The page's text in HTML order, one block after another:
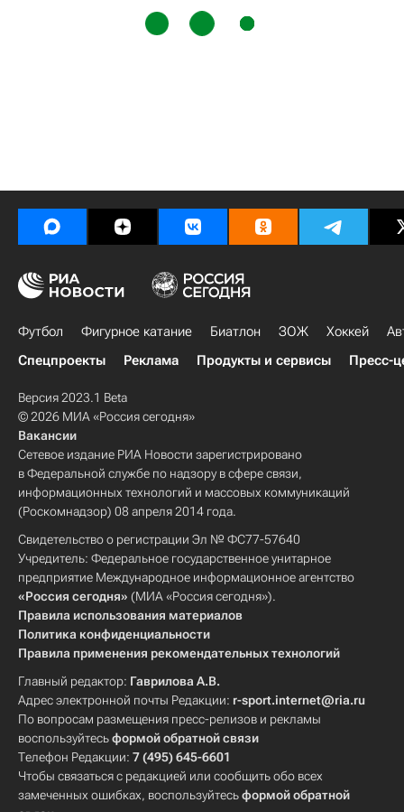
Футбол Фигурное катание Биатлон ЗОЖ Хоккей
Спецпроекты
Реклама Продукты и сервисы Пресс-
Версия 2023.1 Beta
© 2026 МИА «Россия сегодня»
Вакансии
Сетевое издание РИА Новости зарегистрировано
в Федеральной службе по надзору в сфере связи,
информационных технологий и массовых коммуникаций
(Роскомнадзор) 08 апреля 2014 года.
Свидетельство о регистрации Эл № ФС77-57640
Учредитель: Федеральное государственное унитарное
предприятие Международное информационное агентство
«Россия сегодня» (МИА «Россия сегодня»).
Правила использования материалов
Политика конфиденциальности
Правила применения рекомендательных технологий
Главный редактор: Гаврилова А.В.
Адрес электронной почты Редакции: r-sport.internet@ria.ru
По вопросам размещения пресс-релизов и рекламы
воспользуйтесьформой обратной связи
Телефон Редакции: 7 (495) 645-6601
Чтобы связаться с редакцией или сообщить обо всех
замеченных ошибках, воспользуйтесьформой обратной